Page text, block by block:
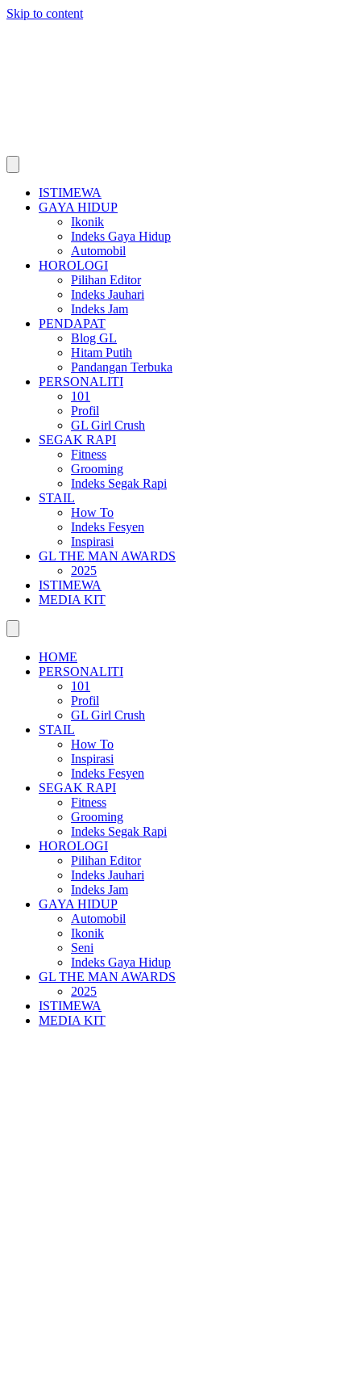
Skip to content
ISTIMEWA
GAYA HIDUP
Ikonik
Indeks Gaya Hidup
Automobil
HOROLOGI
Pilihan Editor
Indeks Jauhari
Indeks Jam
PENDAPAT
Blog GL
Hitam Putih
Pandangan Terbuka
PERSONALITI
101
Profil
GL Girl Crush
SEGAK RAPI
Fitness
Grooming
Indeks Segak Rapi
STAIL
How To
Indeks Fesyen
Inspirasi
GL THE MAN AWARDS
2025
ISTIMEWA
MEDIA KIT
HOME
PERSONALITI
101
Profil
GL Girl Crush
STAIL
How To
Inspirasi
Indeks Fesyen
SEGAK RAPI
Fitness
Grooming
Indeks Segak Rapi
HOROLOGI
Pilihan Editor
Indeks Jauhari
Indeks Jam
GAYA HIDUP
Automobil
Ikonik
Seni
Indeks Gaya Hidup
GL THE MAN AWARDS
2025
ISTIMEWA
MEDIA KIT